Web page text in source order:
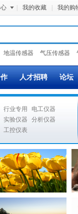
我的收藏 我的购
地温传感器 气压传感器
人才招聘 论坛
行业专用
电工仪器
实验仪器
分析仪器
工控仪表